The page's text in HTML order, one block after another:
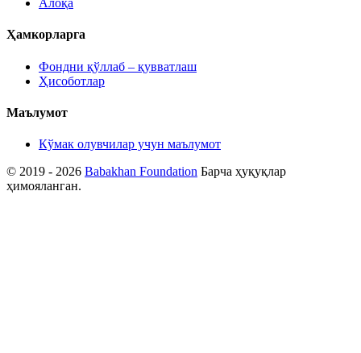
Алоқа
Ҳамкорларга
Фондни қўллаб – қувватлаш
Ҳисоботлар
Маълумот
Кўмак олувчилар учун маълумот
© 2019 - 2026 Babakhan Foundation Барча ҳуқуқлар
ҳимояланган.